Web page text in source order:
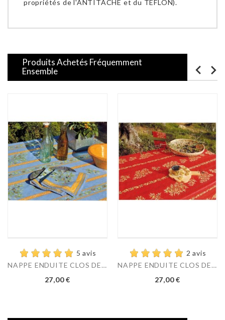
propriétés de l'ANTITACHE et du TEFLON).
Produits Achetés Fréquemment
Ensemble
5 avis
NAPPE ENDUITE CLOS DES...
Prix
27,00 €
2 avis
NAPPE ENDUITE CLOS DES...
Prix
27,00 €